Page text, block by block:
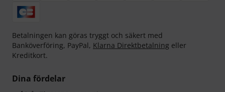
Betalningen kan göras tryggt och säkert med
Banköverföring, PayPal, Klarna Direktbetalning eller
Kreditkort.
Dina fördelar